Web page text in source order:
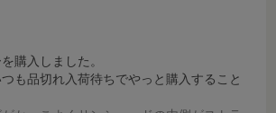
購入しました。
も品切れ入荷待ちでやっと購入すること